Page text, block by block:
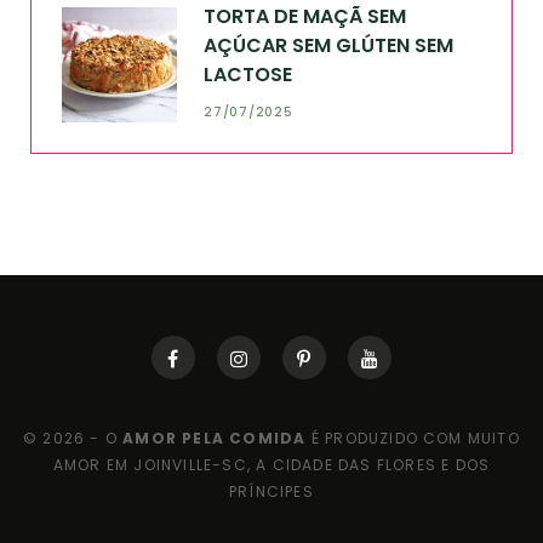
TORTA DE MAÇÃ SEM
AÇÚCAR SEM GLÚTEN SEM
LACTOSE
27/07/2025
© 2026 - OAMOR PELA COMIDA É PRODUZIDO COM MUITO
AMOR EM JOINVILLE-SC, A CIDADE DAS FLORES E DOS
PRÍNCIPES